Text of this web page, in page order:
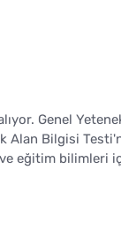
Genel
Alan Bilgisi
eğitim bilimleri